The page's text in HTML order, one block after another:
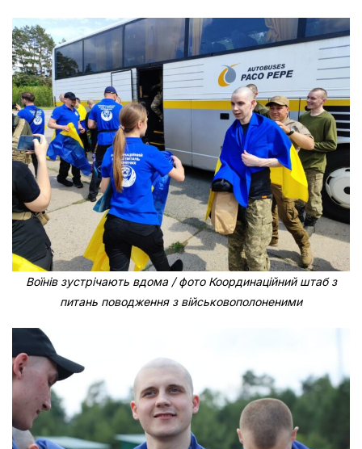
Воїнів зустрічають вдома / фото Координаційний штаб з
питань поводження з військовополоненими